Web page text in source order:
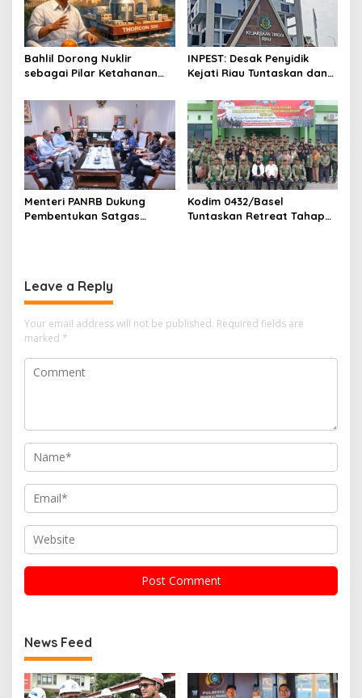
Bahlil Dorong Nuklir
sebagai Pilar Ketahanan
INPEST: Desak Penyidik
Kejati Riau Tuntaskan dan
SPRH Rohil
Menteri PANRB Dukung
Pembentukan Satgas
Kodim 0432/Basel
Tuntaskan Retreat Tahap
Leave a Reply
Your email address will not be published. Required fields are
marked *
News Feed